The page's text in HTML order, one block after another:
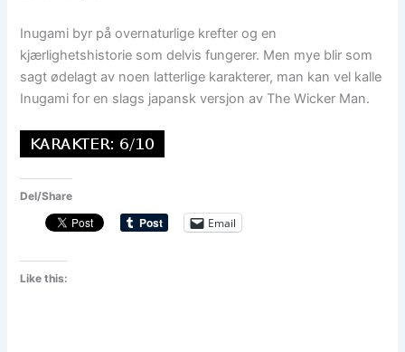
Inugami byr på overnaturlige krefter og en
kjærlighetshistorie som delvis fungerer. Men mye blir som
sagt ødelagt av noen latterlige karakterer, man kan vel kalle
Inugami for en slags japansk versjon av The Wicker Man.
Del/Share
Email
Like this: